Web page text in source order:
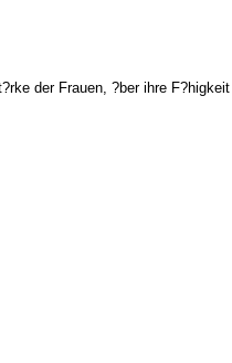
der Frauen, ?ber ihre